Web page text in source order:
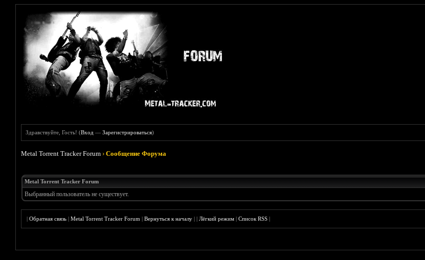
Здравствуйте, Гость! (Вход —Зарегистрироваться)
Metal Torrent Tracker Forum ›Сообщение Форума
Metal Torrent Tracker Forum
Выбранный пользователь не существует.
|Обратная связь |Metal Torrent Tracker Forum |Вернуться к началу ||Лёгкий режим |Список RSS |